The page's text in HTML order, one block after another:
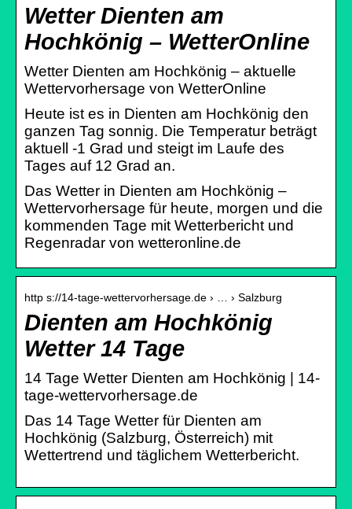
Wetter Dienten am
Hochkönig – WetterOnline
Wetter Dienten am Hochkönig – aktuelle
Wettervorhersage von WetterOnline
Heute ist es in Dienten am Hochkönig den
ganzen Tag sonnig. Die Temperatur beträgt
aktuell -1 Grad und steigt im Laufe des
Tages auf 12 Grad an.
Das Wetter in Dienten am Hochkönig –
Wettervorhersage für heute, morgen und die
kommenden Tage mit Wetterbericht und
Regenradar von wetteronline.de
http s://14-tage-wettervorhersage.de › … › Salzburg
Dienten am Hochkönig
Wetter 14 Tage
14 Tage Wetter Dienten am Hochkönig | 14-
tage-wettervorhersage.de
Das 14 Tage Wetter für Dienten am
Hochkönig (Salzburg, Österreich) mit
Wettertrend und täglichem Wetterbericht.